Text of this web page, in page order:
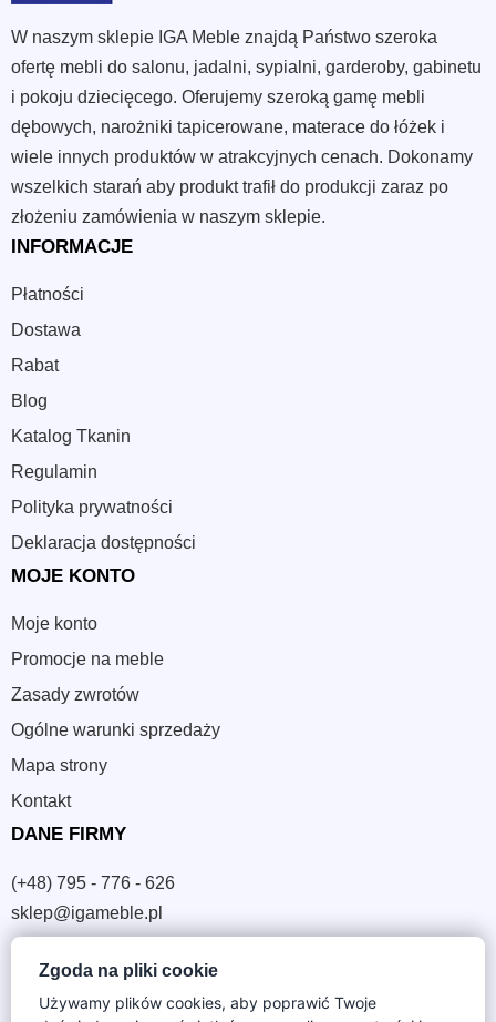
W naszym sklepie IGA Meble znajdą Państwo szeroka
ofertę mebli do salonu, jadalni, sypialni, garderoby, gabinetu
i pokoju dziecięcego. Oferujemy szeroką gamę mebli
dębowych, narożniki tapicerowane, materace do łóżek i
wiele innych produktów w atrakcyjnych cenach. Dokonamy
wszelkich starań aby produkt trafił do produkcji zaraz po
złożeniu zamówienia w naszym sklepie.
INFORMACJE
Płatności
Dostawa
Rabat
Blog
Katalog Tkanin
Regulamin
Polityka prywatności
Deklaracja dostępności
MOJE KONTO
Moje konto
Promocje na meble
Zasady zwrotów
Ogólne warunki sprzedaży
Mapa strony
Kontakt
DANE FIRMY
(+48) 795 - 776 - 626
sklep@igameble.pl
Sandomierska 4A
37-300 Leżajsk
Zgoda na pliki cookie
Używamy plików cookies, aby poprawić Twoje